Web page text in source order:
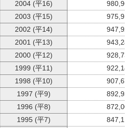
2004 (平16)
2003 (平15)
2002 (平14)
2001 (平13)
2000 (平12)
1999 (平11)
1998 (平10)
1997 (平9)
1996 (平8)
1995 (平7)